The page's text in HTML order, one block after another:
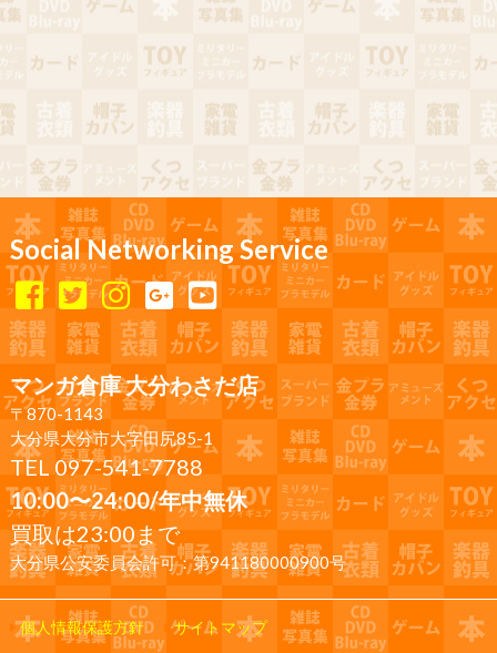
Social Networking Service
マンガ倉庫 大分わさだ店
〒870-1143
大分県大分市大字田尻85-1
TEL 097-541-7788
10:00〜24:00/年中無休
買取は23:00まで
大分県公安委員会許可：第941180000900号
個人情報保護方針 サイトマップ